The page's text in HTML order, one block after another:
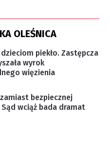
OLEŚNICA
piekło. Zastępcza
wyrok
więzienia
zamiast bezpiecznej
wciąż bada dramat